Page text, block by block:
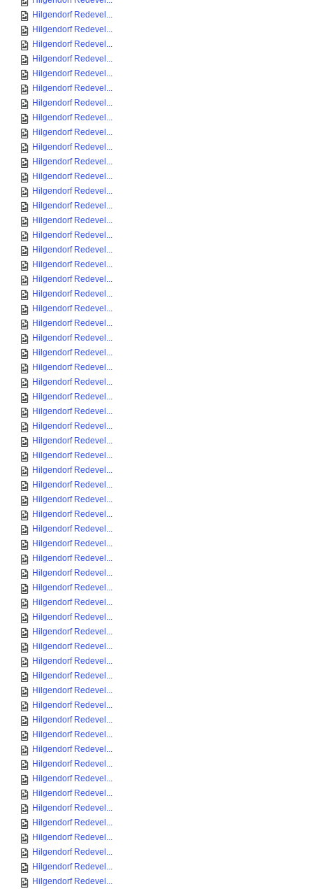
Hilgendorf Redevel...
Hilgendorf Redevel...
Hilgendorf Redevel...
Hilgendorf Redevel...
Hilgendorf Redevel...
Hilgendorf Redevel...
Hilgendorf Redevel...
Hilgendorf Redevel...
Hilgendorf Redevel...
Hilgendorf Redevel...
Hilgendorf Redevel...
Hilgendorf Redevel...
Hilgendorf Redevel...
Hilgendorf Redevel...
Hilgendorf Redevel...
Hilgendorf Redevel...
Hilgendorf Redevel...
Hilgendorf Redevel...
Hilgendorf Redevel...
Hilgendorf Redevel...
Hilgendorf Redevel...
Hilgendorf Redevel...
Hilgendorf Redevel...
Hilgendorf Redevel...
Hilgendorf Redevel...
Hilgendorf Redevel...
Hilgendorf Redevel...
Hilgendorf Redevel...
Hilgendorf Redevel...
Hilgendorf Redevel...
Hilgendorf Redevel...
Hilgendorf Redevel...
Hilgendorf Redevel...
Hilgendorf Redevel...
Hilgendorf Redevel...
Hilgendorf Redevel...
Hilgendorf Redevel...
Hilgendorf Redevel...
Hilgendorf Redevel...
Hilgendorf Redevel...
Hilgendorf Redevel...
Hilgendorf Redevel...
Hilgendorf Redevel...
Hilgendorf Redevel...
Hilgendorf Redevel...
Hilgendorf Redevel...
Hilgendorf Redevel...
Hilgendorf Redevel...
Hilgendorf Redevel...
Hilgendorf Redevel...
Hilgendorf Redevel...
Hilgendorf Redevel...
Hilgendorf Redevel...
Hilgendorf Redevel...
Hilgendorf Redevel...
Hilgendorf Redevel...
Hilgendorf Redevel...
Hilgendorf Redevel...
Hilgendorf Redevel...
Hilgendorf Redevel...